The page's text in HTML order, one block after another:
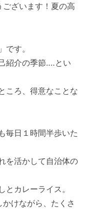
ざいます！夏の高
す。
介の季節‥‥とい
ろ、得意なことな
日１時間半歩いた
活かして自治体の
カレーライス。
けながら、たくさ